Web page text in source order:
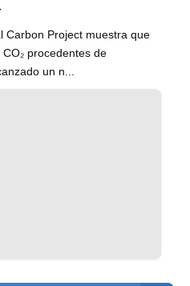
Carbon Project muestra que
procedentes de
un n...